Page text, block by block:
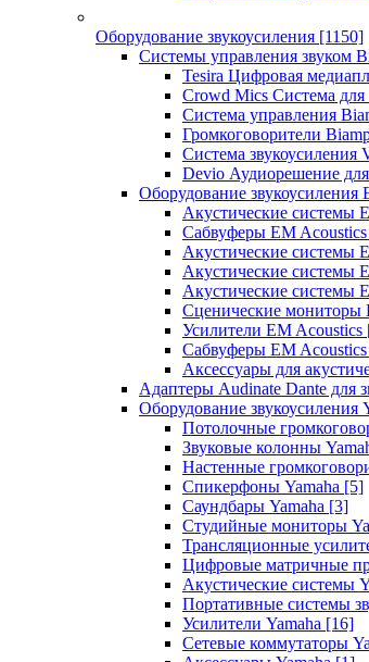
Оборудование звукоусиления [1150]
Системы управления звуком
Tesira Цифровая
Crowd Mics Система
Система управления
Громкоговорители
Система звукоусиления
Devio Аудиорешение
Оборудование звукоусиления
Акустические системы
Сабвуферы EM Acoustics
Акустические системы
Акустические системы
Акустические системы
Сценические мониторы
Усилители EM Acoustics
Сабвуферы EM
Аксессуары для
Адаптеры Audinate Dante для
Оборудование звукоусиления
Потолочные
Звуковые колонны
Настенные
Спикерфоны Yamaha [5]
Саундбары Yamaha [3]
Студийные мониторы
Трансляционные
Цифровые матричные
Акустические системы
Портативные системы
Усилители Yamaha [16]
Сетевые коммутаторы